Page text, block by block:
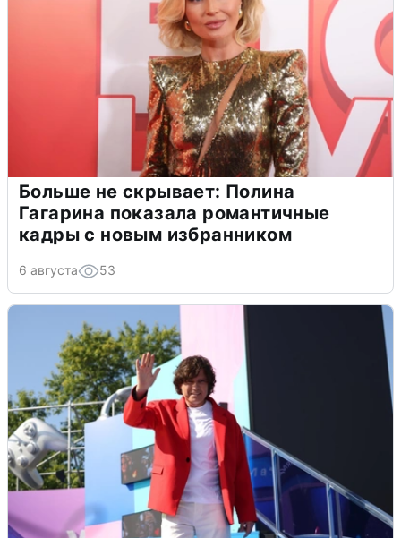
Больше не скрывает: Полина
Гагарина показала романтичные
кадры с новым избранником
6 августа 53